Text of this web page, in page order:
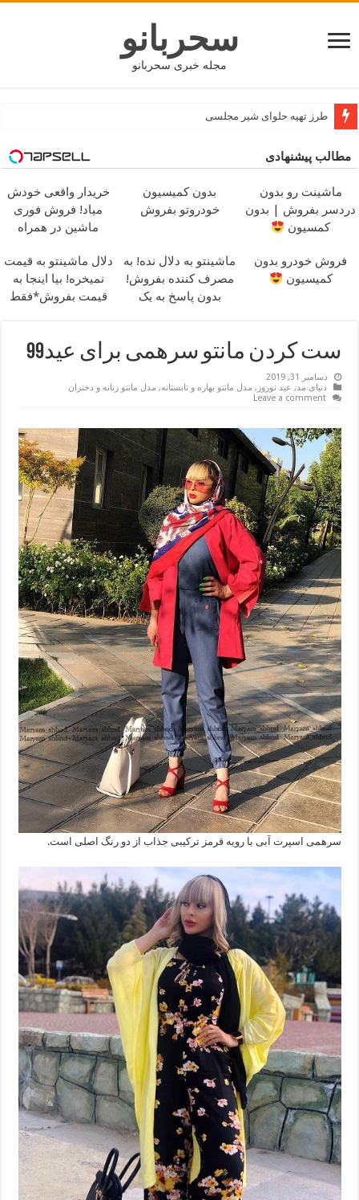
سحربانو
مجله خبری سحربانو
جدید ترین مدل های پافر زنانه و دخترانه کوتاه و بلند
مطالب پیشنهادی
ماشینت رو بدون
دردسر بفروش | بدون
کمسیون
بدون کمیسیون
خودروتو بفروش
خریدار واقعی خودش
میاد! فروش فوری
ماشین در همراه
فروش خودرو بدون
کمیسیون
ماشینتو به دلال نده! به
مصرف کننده بفروش!
بدون پاسخ به یک
دلال ماشینتو به قیمت
نمیخره! بیا اینجا به
قیمت بفروش*فقط
ست کردن مانتو سرهمی برای عید99
دسامبر 31, 2019
دنیای مد, عید نوروز , مدل مانتو بهاره و تابستانه, مدل مانتو زنانه و دختران
Leave a comment
سرهمی اسپرت آبی با رویه قرمز ترکیبی جذاب از دو رنگ اصلی است.